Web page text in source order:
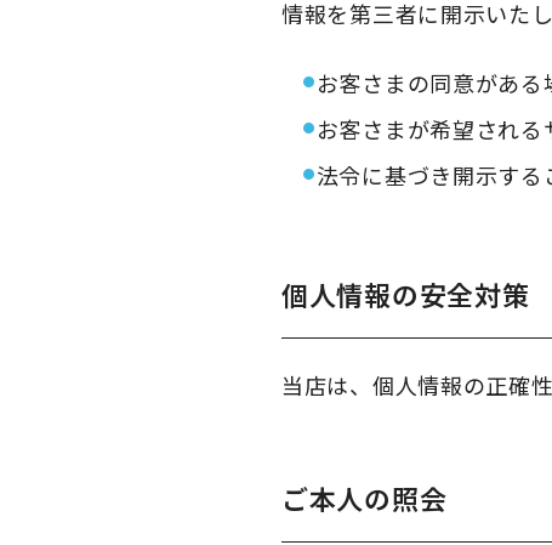
情報を第三者に開示いたし
お客さまの同意がある
お客さまが希望され
法令に基づき開示す
個人情報の安全対策
当店は、個人情報の正確
ご本人の照会